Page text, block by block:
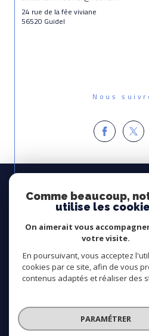
24 rue de la fée viviane
56520 Guidel
Nous
Se
Avis
© 2026 | TOUS DROITS RÉSERVÉS |
PLAN DU SITE
POLITIQUE RGPD
Comme beaucoup,
utilise les
On aimerait vous
votre visite.
En poursuivant, vous acceptez
cookies par ce site, afin de vous
contenus adaptés et réaliser des
PARAMÉTRER